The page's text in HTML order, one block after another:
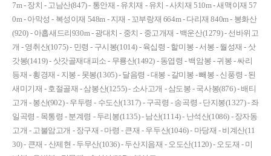
7m - 장치 - 고남산(847) - 통안재 - 유치재 - 유치 - 사치재 510m - 새맥이재 57
0m - 아막성 - 복성이재 548m - 지재 - 꼬부랑재 664m - 다리재 840m - 봉화산
(920) - 아홉새드리930m - 광대치 - 중치 - 중고개재 - 백운산(1279) - 선바위고
개 - 영취산(1075) - 민령 - 구시봉(1014) - 육십령 - 할미봉 - 서봉 - 월성재 - 삿
갓봉(1419) - 삿갓골재대피소 - 무룡산(1492) - 동엽령 - 백암봉 - 귀봉 - 싸리
등재 - 횡경재 - 지봉 - 못봉(1305) - 달음령 - 대봉 - 갈미봉 - 빼봉 - 신풍령 - 된
새미기재 - 호절골재 - 삼봉산(1255) - 소사고개 - 삼도봉 - 국사봉(876) - 배티
고개 - 봉산(902) - 우두령 - 수도산(1317) - 구곡령 - 송곡령 - 단지봉(1327) - 좌
일곡령 - 목통령 - 분계령 - 두리봉(1135) - 남산(1114) - 난석산(1086) - 장자동
고개 - 고불암고개 - 장구재 - 마령 - 큰재 - 우두산(1046) - 마당재 - 비계산(11
30) - 큰재 - 산제현 - 두무산(1036) - 두산지음재 - 오도산(1120) - 오도재 - 미